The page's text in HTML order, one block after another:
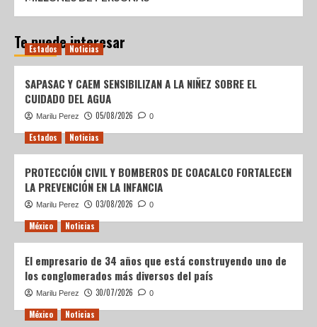
Te puede interesar
Estados Noticias
SAPASAC Y CAEM SENSIBILIZAN A LA NIÑEZ SOBRE EL
CUIDADO DEL AGUA
Marilu Perez 05/08/2026 0
Estados Noticias
PROTECCIÓN CIVIL Y BOMBEROS DE COACALCO FORTALECEN
LA PREVENCIÓN EN LA INFANCIA
Marilu Perez 03/08/2026 0
México Noticias
El empresario de 34 años que está construyendo uno de
los conglomerados más diversos del país
Marilu Perez 30/07/2026 0
México Noticias